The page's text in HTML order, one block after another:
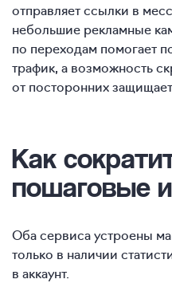
отправляет ссылки в
небольшие рекламные
по переходам помогает
трафик, а возможность
от посторонних
Как
пошаговые
Оба сервиса устроены
только в наличии
в аккаунт.